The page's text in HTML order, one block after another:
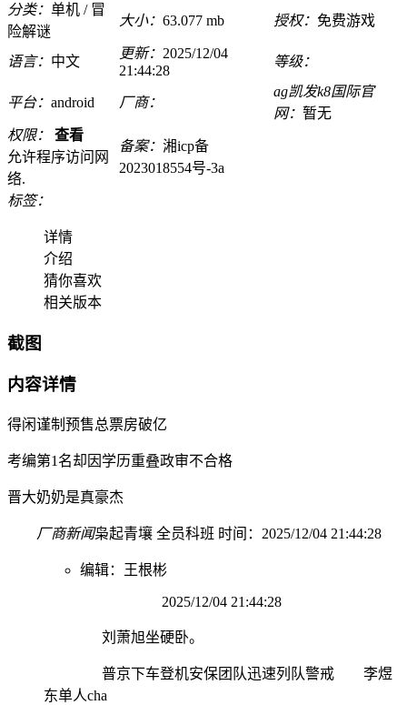
分类： 单机 / 冒
险解谜
大小： 63.077 mb 授权： 免费游戏
语言： 中文
更新： 2025/12/04
21:44:28
等级：
平台： android 厂商：
ag凯发k8国际官
网： 暂无
权限：
查看
允许程序访问网
络.
备案： 湘icp备
2023018554号-3a
标签：
详情
介绍
猜你喜欢
相关版本
截图
内容详情
得闲谨制预售总票房破亿
考编第1名却因学历重叠政审不合格
晋大奶奶是真豪杰
厂商新闻枭起青壤 全员科班 时间：2025/12/04 21:44:28
编辑：王根彬
2025/12/04 21:44:28
刘萧旭坐硬卧。
普京下车登机安保团队迅速列队警戒 李煜
东单人cha